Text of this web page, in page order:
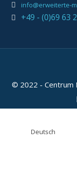
info@erweiterte-
+49 - (0)69 63
© 2022 - Centrum
Deutsch